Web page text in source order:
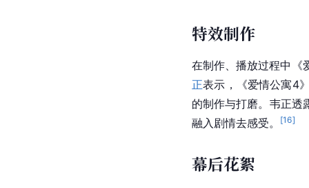
特效制作
在制作、播放过程中《
正表示，《爱情公寓4
的制作与打磨。韦正透
融入剧情去感受。
[16]
幕后花絮